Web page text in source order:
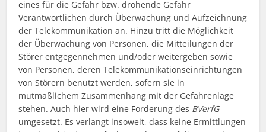
eines für die Gefahr bzw. drohende Gefahr
Verantwortlichen durch Überwachung und Aufzeichnung
der Telekommunikation an. Hinzu tritt die Möglichkeit
der Überwachung von Personen, die Mitteilungen der
Störer entgegennehmen und/oder weitergeben sowie
von Personen, deren Telekommunikationseinrichtungen
von Störern benutzt werden, sofern sie in
mutmaßlichem Zusammenhang mit der Gefahrenlage
stehen. Auch hier wird eine Forderung des BVerfG
umgesetzt. Es verlangt insoweit, dass keine Ermittlungen